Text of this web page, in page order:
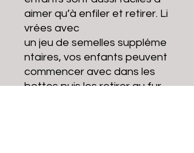
aimer qu’à enfiler et retirer. Li
vrées avec
un jeu de semelles suppléme
ntaires, vos enfants peuvent
commencer avec dans les
bottes puis les retirer au fur